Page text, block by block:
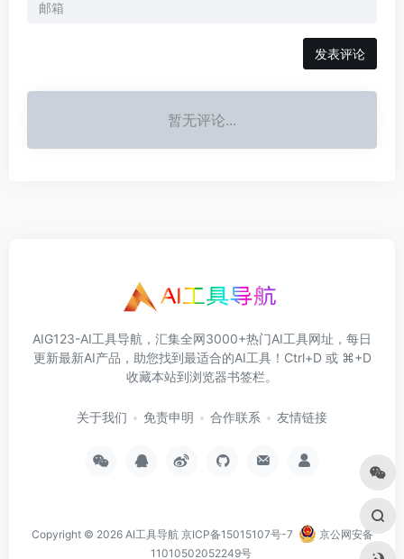
发表评论
暂无评论...
AIG123-AI工具导航，汇集全网3000+热门AI工具网址，每日
更新最新AI产品，助您找到最适合的AI工具！Ctrl+D 或 ⌘+D
收藏本站到浏览器书签栏。
关于我们 免责申明 合作联系 友情链接
Copyright © 2026 AI工具导航 京ICP备15015107号-7
京公网安备
11010502052249号